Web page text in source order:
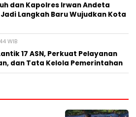
dan Kapolres Irwan Andeta
Jadi Langkah Baru Wujudkan Kota
WIB
17 ASN, Perkuat Pelayanan
dan Tata Kelola Pemerintahan